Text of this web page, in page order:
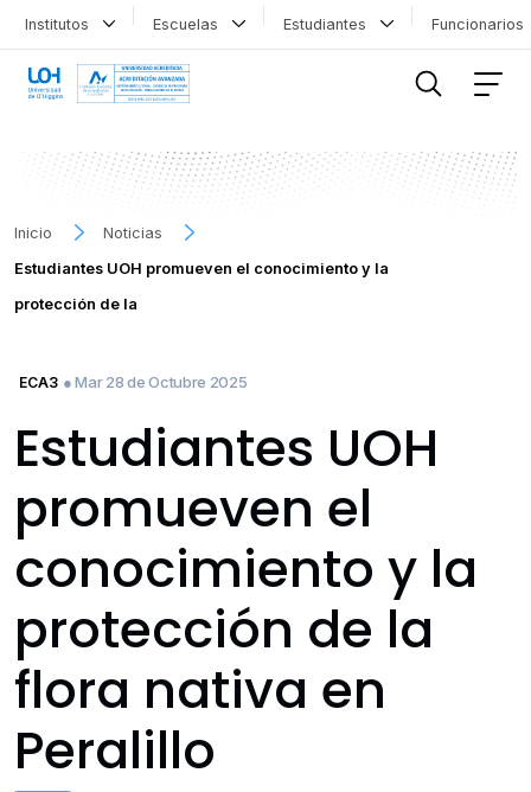
Institutos Escuelas Estudiantes
Inicio
Noticias
Estudiantes UOH promueven el conocimiento y la
protección de la
ECA3 ● Mar 28 de Octubre 2025
Estudiantes UOH
promueven el
conocimiento y la
protección de la
flora nativa en
Peralillo